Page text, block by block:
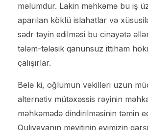
məlumdur. Lakin məhkəmə bu iş
aparılan köklü islahatlar və
sədr təyin edilməsi bu cinayətə
tələm-tələsik qanunsuz ittiham
çalışırlar.
Belə ki, oğlumun vəkilləri uzun
alternativ mütəxəssis rəyinin
məhkəmədə dindirilməsinin təmin
Quliyevanın meyitinin evimizin